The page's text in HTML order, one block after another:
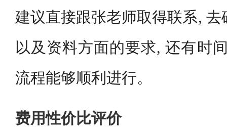
建议直接跟张老师取得联系,
以及资料方面的要求, 还有时
流程能够顺利进行。
费用性价比评价